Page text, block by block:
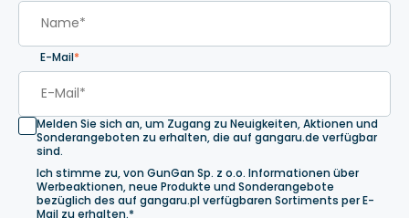
E-Mail*
Melden Sie sich an, um Zugang zu Neuigkeiten, Aktionen und
Sonderangeboten zu erhalten, die auf gangaru.de verfügbar
sind.
Ich stimme zu, von GunGan Sp. z o.o. Informationen über
Werbeaktionen, neue Produkte und Sonderangebote
bezüglich des auf gangaru.pl verfügbaren Sortiments per E-
Mail zu erhalten.*